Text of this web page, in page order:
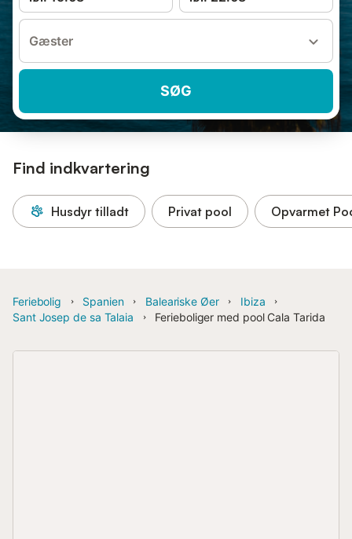
Gæster
SØG
Find indkvartering
Husdyr tilladt Privat pool Opvarmet
Feriebolig Spanien Baleariske Øer
Ibiza
Sant Josep de sa Talaia
Ferieboliger med pool Cala Tarida